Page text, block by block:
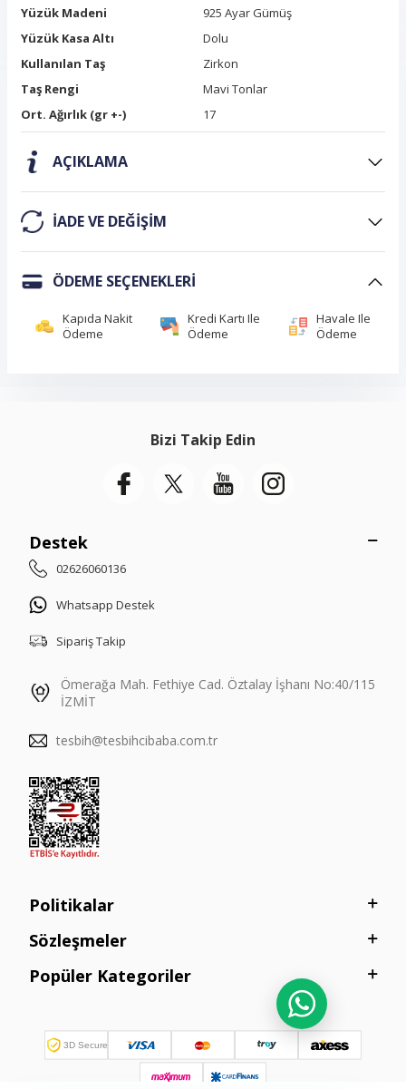
Yüzük Madeni
925 Ayar Gümüş
Yüzük Kasa Altı
Dolu
Kullanılan Taş
Zirkon
Taş Rengi
Mavi Tonlar
Ort. Ağırlık (gr +-)
17
AÇIKLAMA
IADE VE DEĞIŞIM
ÖDEME SEÇENEKLERI
Kapıda Nakit
Ödeme
Kredi Kartı Ile
Ödeme
Havale Ile
Ödeme
Bizi Takip Edin
Destek
02626060136
Whatsapp Destek
Sipariş Takip
Ömerağa Mah. Fethiye Cad. Öztalay İşhanı No:40/115
İZMİT
tesbih@tesbihcibaba.com.tr
Politikalar
Sözleşmeler
Popüler Kategoriler